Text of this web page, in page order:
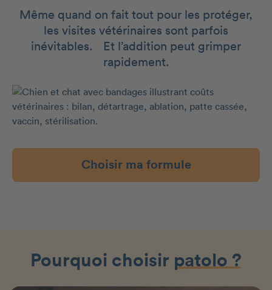
Même quand on fait tout pour les protéger,
les visites vétérinaires sont parfois
inévitables. Et l’addition peut grimper
rapidement.
Choisir ma formule
Pourquoi choisir patolo ?